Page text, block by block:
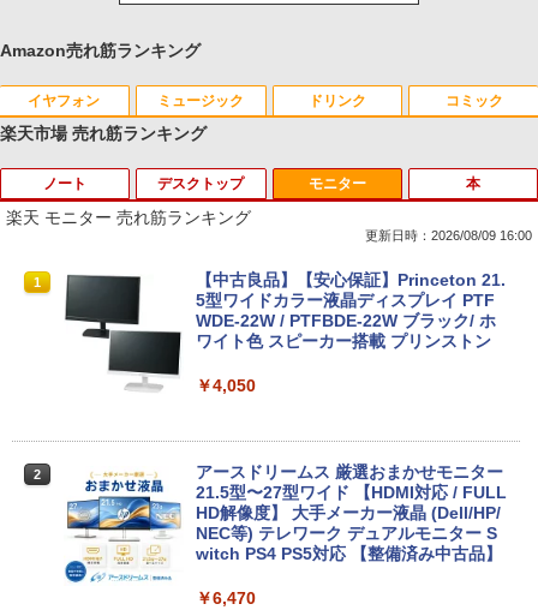
Amazon売れ筋ランキング
イヤフォン
Anker Soundcore P40i オフホワイト
￥7,990
Anker Soundcore P31i ブラック
￥5,990
Anker Soundcore Liberty 5 ミッドナイトブ
ラック
￥14,990
ミュージック
BRUCE WAYNE feat. Flo Milli, ATL Jacob
[Explicit]
BRUCE WAYNE feat. Flo Milli, ATL Jacob
見知らぬ糸
￥250
ドリンク
【Amazon.co.jp限定】 い・ろ・は・す 2L P
ET ラベルレス ×8本
by Amazon 天然水 ラベルレス 500ml ×24本
ウォーター ペットボトル 静岡県産 500ミリリ
ットル (Smart Basic)
￥1,380
by Amazon 天然水ラベルレス 2L×9本
￥1,117
コミック
薬屋のひとりごと 17巻 (デジタル版ビッグガ
ンガンコミックス)
異世界居酒屋「のぶ」(22) (角川コミックス・
ONE PIECE モノクロ版 115 (ジャンプコミッ
クスDIGITAL)
￥594
楽天市場 売れ筋ランキング
ノート
1
8月5日限定10倍＆抽選10000P！｜2021
年モデル！高性能ノートパソコン Windo
ws11 富士通 LIFEBOOK A5511 第11世
代Celeron 6305U最大メモリ32GB 秒速
画面 ノートパソコン中古 オフィス付き
￥15,120
新古品ノートパソコン Intel Celeron Wi
ndows11 Pro Office 2024付き メモリ16
oth 無線LAN USB3.0 軽量 モバイル ビ
デスクトップ
1
R309-Apple Mac mini A1347 1点 MacO
S Catalina 10.15.7/CPU Core i5-4260U/
メモリ 4GB/SATA 500GB intel HD Grap
hics 5000 1536MB グラフィックス搭載
中古パソコン | NEC | Mate MRL36L-5 |
Windows11 | デスクトップ | 一年保証 |
第9世代 | Core i3 9100 3.6(〜最大4.2)G
Hz | MEM:8GB | SSD:256GB(新品) | DV
モニター
楽天 モニター 売れ筋ランキング
更新日時：2026/08/09 16:00
1
【中古良品】【安心保証】Princeton 21.
5型ワイドカラー液晶ディスプレイ PTF
WDE-22W / PTFBDE-22W ブラック/ ホ
ワイト色 スピーカー搭載 プリンストン
￥4,050
2
アースドリームス 厳選おまかせモニター
21.5型〜27型ワイド 【HDMI対応 / FULL
HD解像度】 大手メーカー液晶 (Dell/HP/
NEC等) テレワーク デュアルモニター S
witch PS4 PS5対応 【整備済み中古品】
￥6,470
本